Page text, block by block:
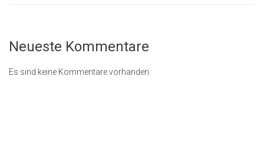
Neueste Kommentare
Es sind keine Kommentare vorhanden.